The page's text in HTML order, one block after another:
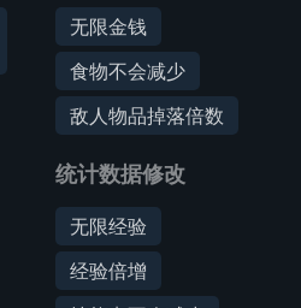
无限金钱
食物不会减少
敌人物品掉落倍数
统计数据修改
无限经验
经验倍增